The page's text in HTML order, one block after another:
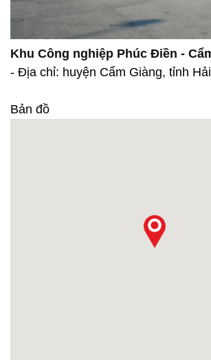
Khu Công nghiệp Phúc Điền -
- Địa chỉ: huyện Cẩm Giàng, tỉnh
Bản đồ